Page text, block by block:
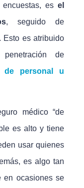
es el
, seguido de
Esto es atribuido
de
de personal u
médico “de
es alto y tiene
usar quienes
es algo tan
en ocasiones se